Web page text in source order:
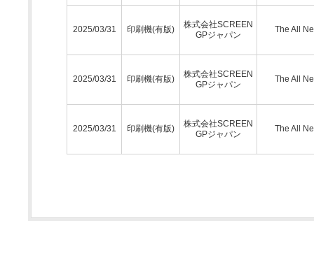
2025/03/31 印刷機(有版)
株式会社SCREEN
GPジャパン
The All
2025/03/31 印刷機(有版)
株式会社SCREEN
GPジャパン
The All
2025/03/31 印刷機(有版)
株式会社SCREEN
GPジャパン
The All